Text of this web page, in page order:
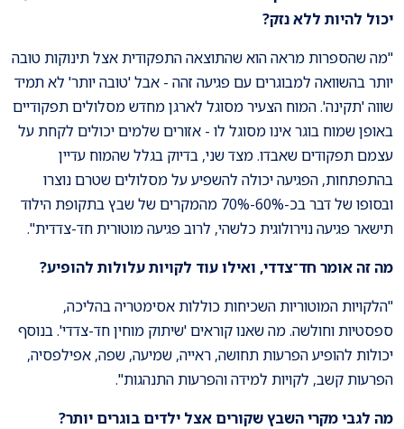
יכול להיות ללא נזק?
"מה שהספרות מראה הוא שהתוצאה התפקודית אצל תינוקות טובה
יותר בהשוואה למבוגרים עם פגיעה זהה - אבל 'טובה יותר' לא תמיד
שווה 'תקינה'. המוח הצעיר מסוגל לארגן מחדש מסלולים תפקודיים
באופן שמוח בוגר אינו מסוגל לו - אזורים שלמים יכולים לקחת על
עצמם תפקודים שאבדו. מצד שני, בדיוק בגלל שהמוח עדיין
בהתפתחות, הפגיעה יכולה להשפיע על מסלולים שטרם נוצרו
ובסופו של דבר בכ-60%-70% מהמקרים של שבץ בתקופת הילוד
תישאר פגיעה נוירולוגית כלשהי, לרוב פגיעה מוטורית חד-צדדית".
מה זה אומר חד־צדדי, ואילו עוד לקויות עלולות להופיע?
"הלקויות המוטוריות השכיחות כוללות אסימטריה בהליכה,
ספסטיות וחולשה. מה שאנו קוראים 'שיתוק מוחין חד-צדדי'. בנוסף
יכולות להופיע הפרעות תחושה, ראייה, שמיעה, שפה, אפילפסיה,
הפרעות קשב, לקויות למידה והפרעות התנהגות".
מה לגבי מקרי השבץ שקורים אצל ילדים בוגרים יותר?